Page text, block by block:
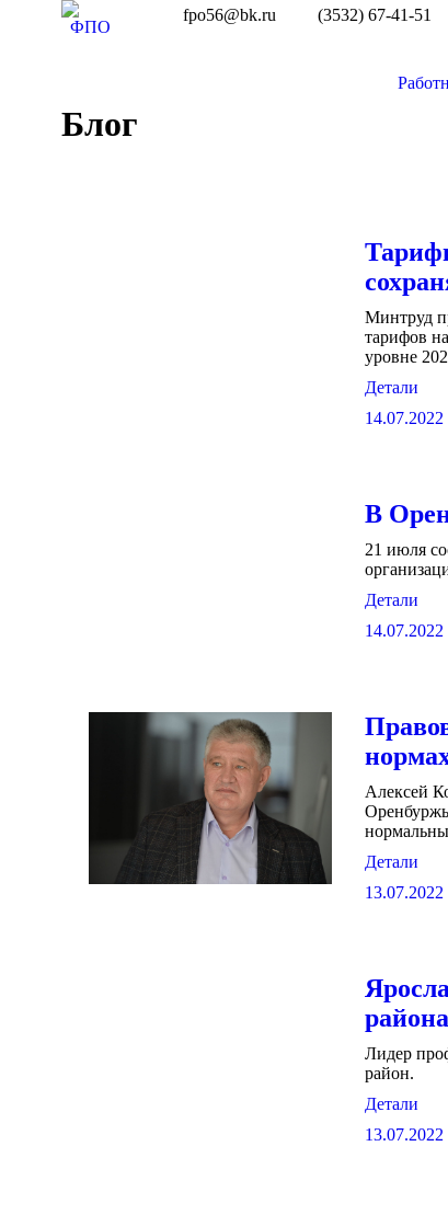
fpo56@bk.ru (3532) 67-41-51
Блог
Минтруд
тарифов
уровне
Детали
14.07.2022
В
21 июля
Детали
14.07.2022
Алексей
Детали
13.07.2022
Лидер
район.
Детали
13.07.2022